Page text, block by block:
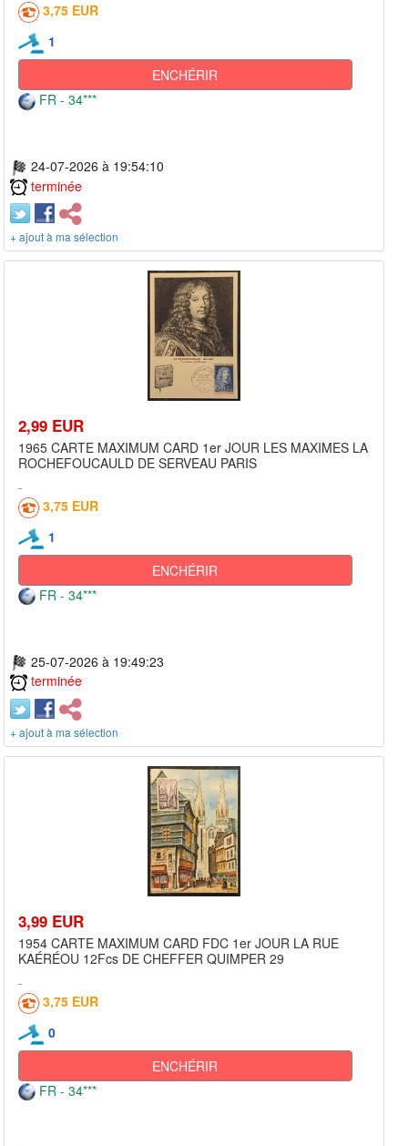
3,75 EUR
1
ENCHÉRIR
FR - 34***
24-07-2026 à 19:54:10
terminée
+ ajout à ma sélection
2,99 EUR
1965 CARTE MAXIMUM CARD 1er JOUR LES MAXIMES LA
ROCHEFOUCAULD DE SERVEAU PARIS
3,75 EUR
1
ENCHÉRIR
FR - 34***
25-07-2026 à 19:49:23
terminée
+ ajout à ma sélection
3,99 EUR
1954 CARTE MAXIMUM CARD FDC 1er JOUR LA RUE
KAÉRÉOU 12Fcs DE CHEFFER QUIMPER 29
3,75 EUR
0
ENCHÉRIR
FR - 34***